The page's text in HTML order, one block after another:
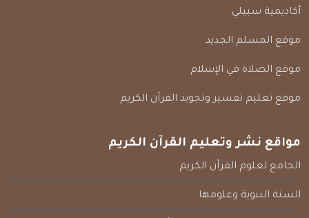
أكاديمية سبيلي
موقع المسلم الجديد
موقع الصلاة في الإسلام
موقع تعليم تفسير وتجويد القرآن الكريم
مواقع نشر وتعليم القرآن الكريم
الجامع لعلوم القرآن الكريم
السنة النبوية وعلومها